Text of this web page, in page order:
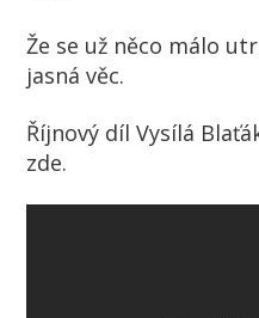
Že se už něco málo
jasná věc.
Říjnový díl Vysílá
zde.